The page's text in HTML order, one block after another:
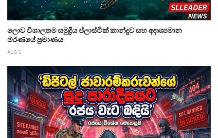
ලොව විශාලතම සමුද්‍රීය ප්ලාස්ටික් කාන්දුව සහ අදෘශ්‍යමාන
මරණයේ ප්‍රමාණය
AUG 5